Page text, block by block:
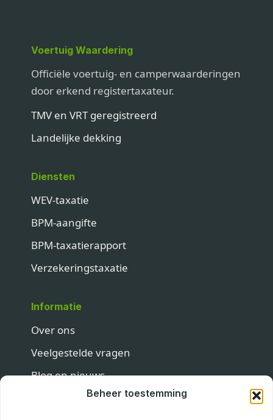
Beheer toestemming
Voertuig Waardering
Officiële voertuig- en camperwaarderingen
door erkend registertaxateur.
TMV en VRT geregistreerd
Landelijke dekking
Diensten
WEV-taxatie
BPM-aangifte
BPM-taxatierapport
Verzekeringstaxatie
Informatie
Over ons
Veelgestelde vragen
Blog en nieuws